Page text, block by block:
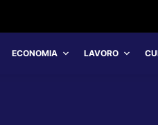
ECONOMIA LAVORO